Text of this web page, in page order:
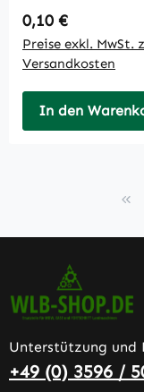
Regulärer Preis:
0,10 €
Preise exkl. MwSt.
Versandkosten
In den
Unterstützung und
+49 (0) 3596 /